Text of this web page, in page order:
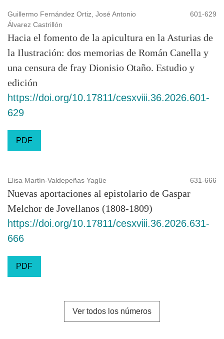
Guillermo Fernández Ortiz, José Antonio
Álvarez Castrillón
601-629
Hacia el fomento de la apicultura en la Asturias de
la Ilustración: dos memorias de ‎Román Canella y
una censura de fray Dionisio Otaño. Estudio y
edición
https://doi.org/10.17811/cesxviii.36.2026.601-
629
PDF
Elisa Martín-Valdepeñas Yagüe 631-666
Nuevas aportaciones al epistolario de Gaspar
Melchor de Jovellanos (1808-1809)
https://doi.org/10.17811/cesxviii.36.2026.631-
666
PDF
Ver todos los números